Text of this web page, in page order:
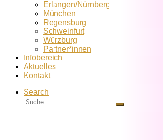
Erlangen/Nürnberg
München
Regensburg
Schweinfurt
Würzburg
Partner*innen
Infobereich
Aktuelles
Kontakt
Search
Suche
Suche